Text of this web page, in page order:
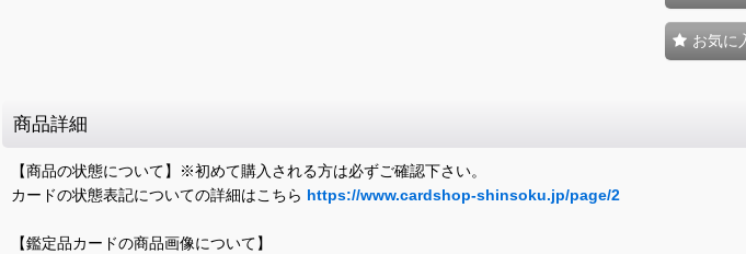
お気に
商品詳細
【商品の状態について】※初めて購入される方は必ずご確認下さい。
カードの状態表記についての詳細はこちら https://www.cardshop-shinsoku.jp/page/2
【鑑定品カードの商品画像について】